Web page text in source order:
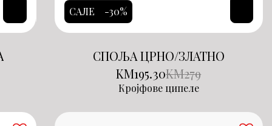
САЛЕ -30%
СПОЉА ЦРНО/ЗЛАТНО
KM279
KM195.30
Кројфове ципеле